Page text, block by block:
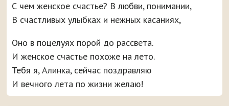
С чем женское счастье? В любви, понимании,
В счастливых улыбках и нежных касаниях,
Оно в поцелуях порой до рассвета.
И женское счастье похоже на лето.
Тебя я, Алинка, сейчас поздравляю
И вечного лета по жизни желаю!